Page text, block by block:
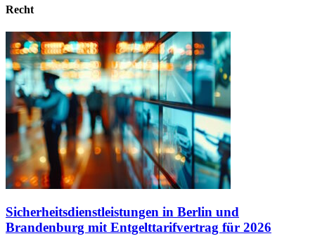
Recht
Sicherheitsdienstleistungen in Berlin und
Brandenburg mit Entgelttarifvertrag für 2026